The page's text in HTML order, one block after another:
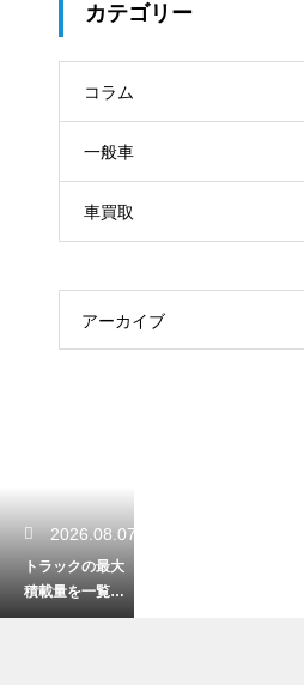
カテゴリー
コラム
一般車
車買取
アーカイブ
2026.08.07
トラックの最大
積載量を一覧で
解説！車両サイ